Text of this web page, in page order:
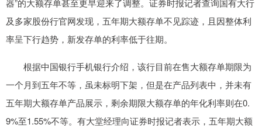
器”的大额存单甚至更早迎来了调整。证券时报记者查询国有大行
及多家股份行官网发现，五年期大额存单不见踪迹，且因整体利
率呈下行趋势，新发存单的利率低于往期。
根据中国银行手机银行介绍，该行目前在售大额存单期限为
一个月到五年不等，虽未标明下架，但是在产品列表中，并未有
五年期大额存单产品展示，剩余期限大额存单的年化利率则在0.
9%至1.55%不等。有大堂经理向证券时报记者表示，五年期大额